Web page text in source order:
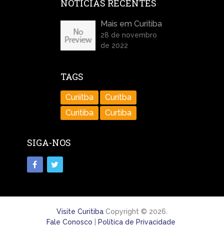
NOTÍCIAS RECENTES
Mais em Curitiba
28 de novembro
de 2022
TAGS
Curiitba
Curitba
Curitiba
Curtiba
SIGA-NOS
Visite CuritibaCopyright © 2026.
Fale Conosco
Política de Privacidade